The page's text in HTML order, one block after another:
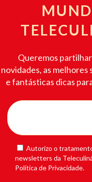
Queremos
novidades, as
e fantásticas dicas
Autorizo o
newsletters da
Política de Privacidade.